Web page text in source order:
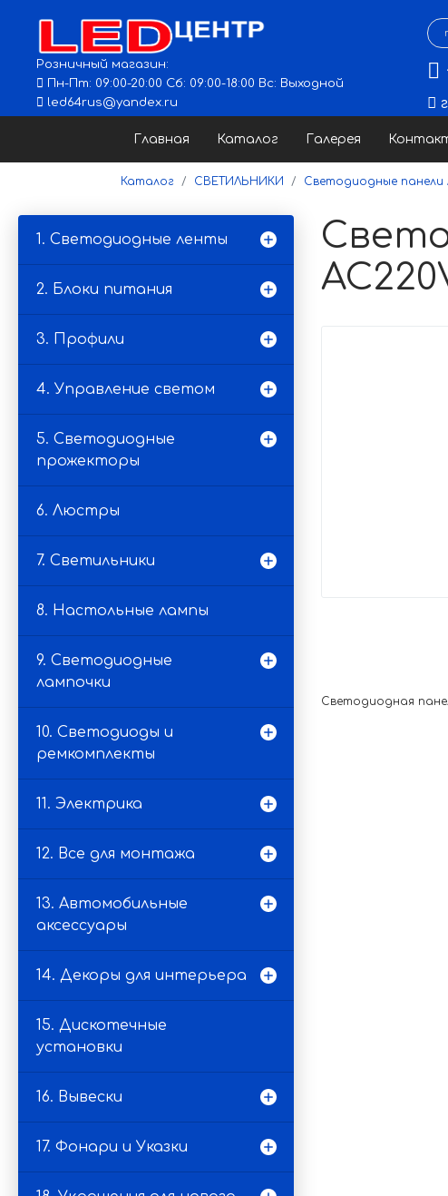
Розничный магазин:
Пн-Пт: 09:00-20:00 Сб: 09:00-18:00 Вс: Выходной
led64rus@yandex.ru
Главная Каталог Галерея
Каталог СВЕТИЛЬНИКИ Светодиодные панели
1. Светодиодные ленты
2. Блоки питания
3. Профили
4. Управление светом
5. Светодиодные
прожекторы
6. Люстры
7. Светильники
8. Настольные лампы
9. Светодиодные
лампочки
10. Светодиоды и
ремкомплекты
11. Электрика
12. Все для монтажа
13. Автомобильные
аксессуары
14. Декоры для интерьера
15. Дискотечные
установки
16. Вывески
17. Фонари и Указки
Светодиодная